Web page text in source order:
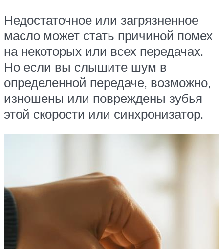
Недостаточное или загрязненное
масло может стать причиной помех
на некоторых или всех передачах.
Но если вы слышите шум в
определенной передаче, возможно,
изношены или повреждены зубья
этой скорости или синхронизатор.